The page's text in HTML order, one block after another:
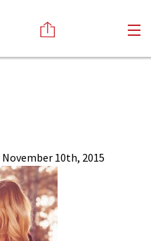
November 10th, 2015